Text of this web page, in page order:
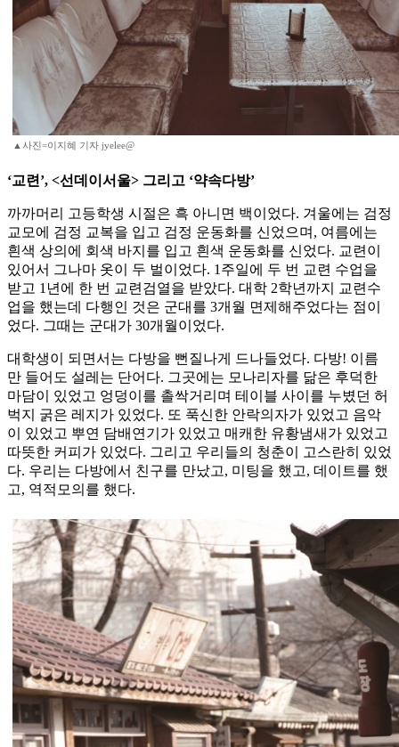
▲사진=이지혜 기자 jyelee@
‘교련’, <선데이서울> 그리고 ‘약속다방’
까까머리 고등학생 시절은 흑 아니면 백이었다. 겨울에는 검정
교모에 검정 교복을 입고 검정 운동화를 신었으며, 여름에는
흰색 상의에 회색 바지를 입고 흰색 운동화를 신었다. 교련이
있어서 그나마 옷이 두 벌이었다. 1주일에 두 번 교련 수업을
받고 1년에 한 번 교련검열을 받았다. 대학 2학년까지 교련수
업을 했는데 다행인 것은 군대를 3개월 면제해주었다는 점이
었다. 그때는 군대가 30개월이었다.
대학생이 되면서는 다방을 뻔질나게 드나들었다. 다방! 이름
만 들어도 설레는 단어다. 그곳에는 모나리자를 닮은 후덕한
마담이 있었고 엉덩이를 촐싹거리며 테이블 사이를 누볐던 허
벅지 굵은 레지가 있었다. 또 푹신한 안락의자가 있었고 음악
이 있었고 뿌연 담배연기가 있었고 매캐한 유황냄새가 있었고
따뜻한 커피가 있었다. 그리고 우리들의 청춘이 고스란히 있었
다. 우리는 다방에서 친구를 만났고, 미팅을 했고, 데이트를 했
고, 역적모의를 했다.